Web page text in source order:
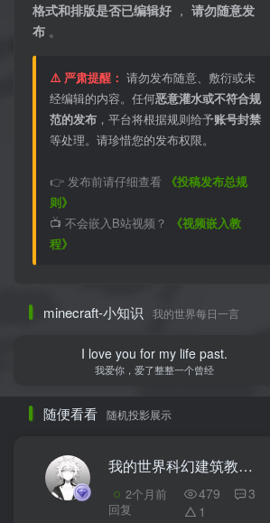
格式和排版是否已编辑好 ， 请勿随意发
布 。
⚠️ 严肃提醒： 请勿发布随意、敷衍或未
经编辑的内容。任何恶意灌水或不符合规
范的发布 ，平台将根据规则给予账号封禁
等处理。请珍惜您的发布权限。
👉 发布前请仔细查看 《投稿发布总规
则》
📺 不会嵌入B站视频？
《视频嵌入教
程》
minecraft-小知识 我的世界每日一言
I love you for my life past.
我爱你，爱了整整一个曾经
随便看看 随机投影展示
我的世界科幻建筑教程：揭秘！人族星港（我的世界投影）如何生产大和战列舰！
2个月前
回复
479
3
1